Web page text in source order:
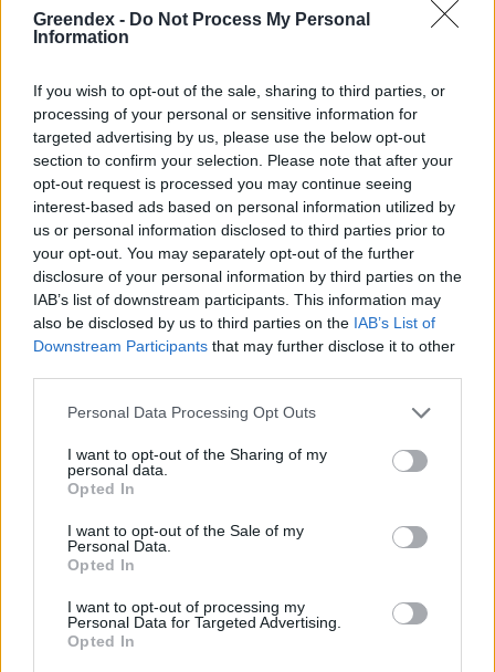
Greendex - Do Not Process My Personal
Information
If you wish to opt-out of the sale, sharing to third parties, or
processing of your personal or sensitive information for
targeted advertising by us, please use the below opt-out
section to confirm your selection. Please note that after your
opt-out request is processed you may continue seeing
interest-based ads based on personal information utilized by
us or personal information disclosed to third parties prior to
your opt-out. You may separately opt-out of the further
disclosure of your personal information by third parties on the
IAB’s list of downstream participants. This information may
also be disclosed by us to third parties on the IAB’s List of
Downstream Participants that may further disclose it to other
Personal Data Processing Opt Outs
I want to opt-out of the Sharing of my
personal data.
Opted In
I want to opt-out of the Sale of my
Personal Data.
Opted In
I want to opt-out of processing my
Personal Data for Targeted Advertising.
Opted In
Szöllősi Gáborral, a Gardenfutura ügyvezetőjével beszélgettünk.
Még Paks kiesését is áthidalhatná a
megfelelő energiatárolás
ENERGIA
Minden évszázadra jutott egy
„szuperaszály”, az idei év mégis más
AGRÁRIUM
Miért viseli meg az embert a hőség és